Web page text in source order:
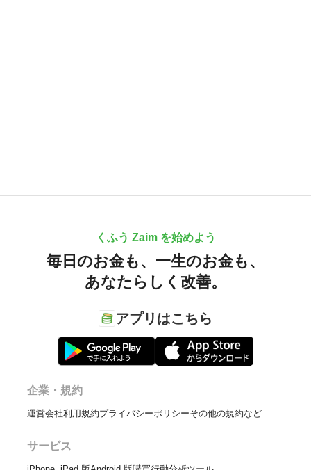
くふう Zaim を始めよう
毎日のお金も、 一生のお金も、
あなたらしく改善。
アプリはこちら
企業・規約
運営会社利用規約プライバシーポリシーその他の規約など
サービス